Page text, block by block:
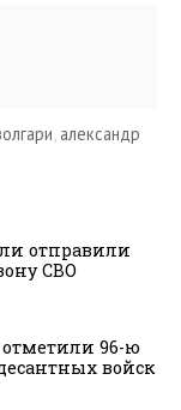
александр
отправили
СВО
отметили 96-ю
войск